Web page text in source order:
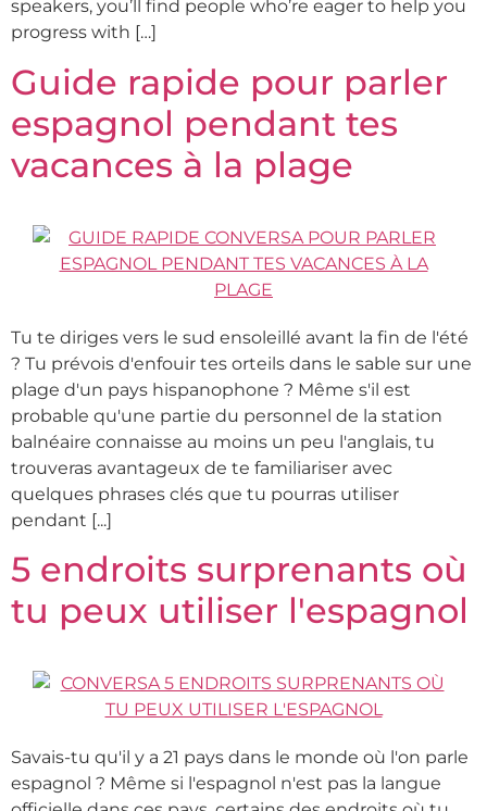
speakers, you’ll find people who’re eager to help you
progress with […]
Guide rapide pour parler
espagnol pendant tes
vacances à la plage
Tu te diriges vers le sud ensoleillé avant la fin de l'été
? Tu prévois d'enfouir tes orteils dans le sable sur une
plage d'un pays hispanophone ? Même s'il est
probable qu'une partie du personnel de la station
balnéaire connaisse au moins un peu l'anglais, tu
trouveras avantageux de te familiariser avec
quelques phrases clés que tu pourras utiliser
pendant [...]
5 endroits surprenants où
tu peux utiliser l'espagnol
Savais-tu qu'il y a 21 pays dans le monde où l'on parle
espagnol ? Même si l'espagnol n'est pas la langue